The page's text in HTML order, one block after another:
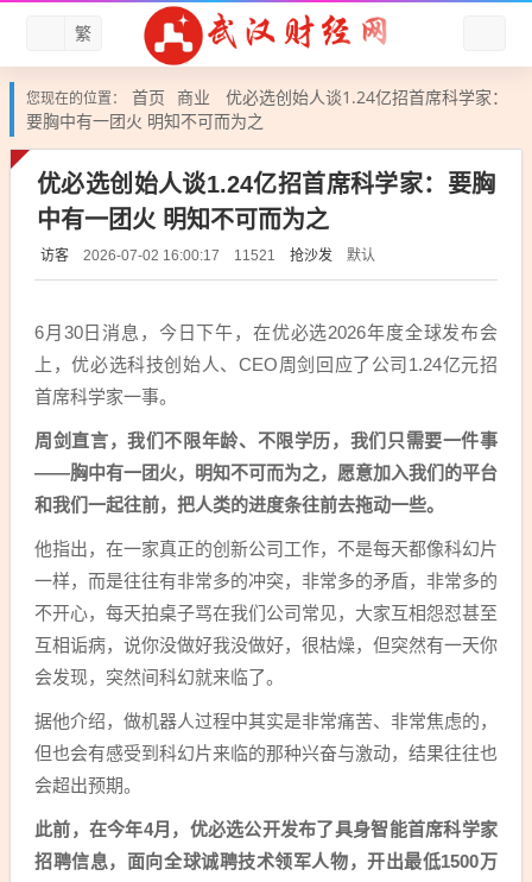
繁
您现在的位置： 首页 商业
优必选创始人谈1.24亿招首席科学家：
要胸中有一团火 明知不可而为之
优必选创始人谈1.24亿招首席科学家：要胸
中有一团火 明知不可而为之
访客 2026-07-02 16:00:17 11521 抢沙发 默认
6月30日消息，今日下午，在优必选2026年度全球发布会
上，优必选科技创始人、CEO周剑回应了公司1.24亿元招
首席科学家一事。
周剑直言，我们不限年龄、不限学历，我们只需要一件事
——胸中有一团火，明知不可而为之，愿意加入我们的平台
和我们一起往前，把人类的进度条往前去拖动一些。
他指出，在一家真正的创新公司工作，不是每天都像科幻片
一样，而是往往有非常多的冲突，非常多的矛盾，非常多的
不开心，每天拍桌子骂在我们公司常见，大家互相怨怼甚至
互相诟病，说你没做好我没做好，很枯燥，但突然有一天你
会发现，突然间科幻就来临了。
据他介绍，做机器人过程中其实是非常痛苦、非常焦虑的，
但也会有感受到科幻片来临的那种兴奋与激动，结果往往也
会超出预期。
此前，在今年4月，优必选公开发布了具身智能首席科学家
招聘信息，面向全球诚聘技术领军人物，开出最低1500万